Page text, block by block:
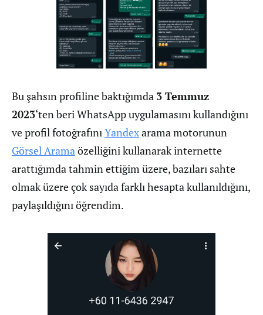
Bu şahsın profiline baktığımda 3 Temmuz
2023‘ten beri WhatsApp uygulamasını kullandığını
ve profil fotoğrafınıYandexarama motorunun
Görsel Aramaözelliğini kullanarak internette
arattığımda tahmin ettiğim üzere, bazıları sahte
olmak üzere çok sayıda farklı hesapta kullanıldığını,
paylaşıldığını öğrendim.